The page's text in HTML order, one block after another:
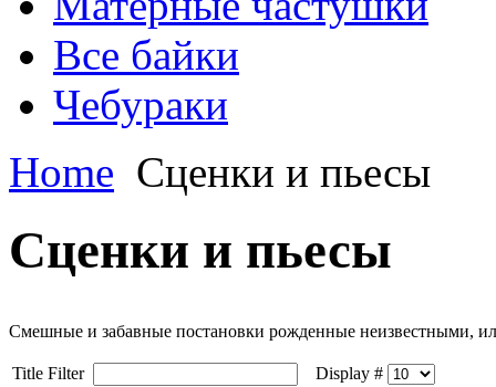
Все байки
Чебураки
Home Сценки и пьесы
Сценки и пьесы
Смешные и забавные постановки рожденные неизвестными,
Title Filter
Display #